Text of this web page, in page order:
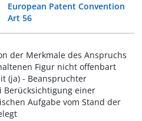
European Patent Convention
Art 56
der Merkmale des Anspruchs
Figur nicht offenbart
(ja) - Beanspruchter
Berücksichtigung einer
Aufgabe vom Stand der